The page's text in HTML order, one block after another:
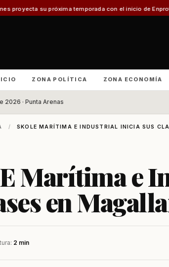
temporada con el inicio de Enprotur Patagonia 2026
ZONA POLÍTICA ZONA ECONOMÍA
2026 · Punta Arenas
/ SKOLE MARÍTIMA E INDUSTRIAL INICIA SUS
Marítima e
en
2 min